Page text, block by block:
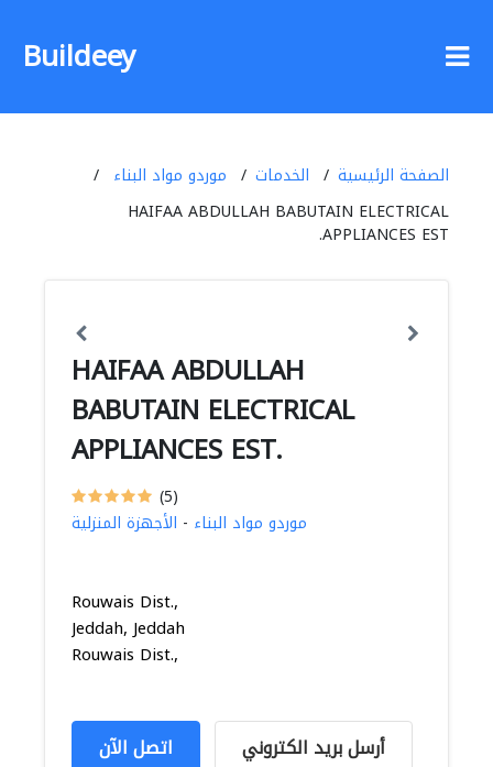
Buildeey
الصفحة الرئيسية الخدمات
موردو مواد البناء
HAIFAA ABDULLAH BABUTAIN ELECTRICAL
APPLIANCES EST.
HAIFAA ABDULLAH
BABUTAIN ELECTRICAL
APPLIANCES EST.
(5)
موردو مواد البناء - الأجهزة المنزلية
Rouwais Dist.,
Jeddah, Jeddah
Rouwais Dist.,
اتصل الآن أرسل بريد الكتروني